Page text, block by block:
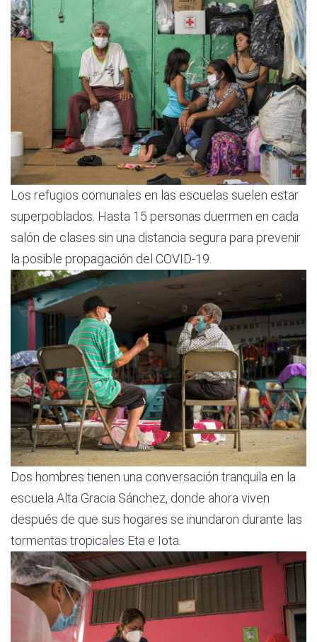
Los refugios comunales en las escuelas suelen estar
superpoblados. Hasta 15 personas duermen en cada
salón de clases sin una distancia segura para prevenir
la posible propagación del COVID-19.
Dos hombres tienen una conversación tranquila en la
escuela Alta Gracia Sánchez, donde ahora viven
después de que sus hogares se inundaron durante las
tormentas tropicales Eta e Iota.